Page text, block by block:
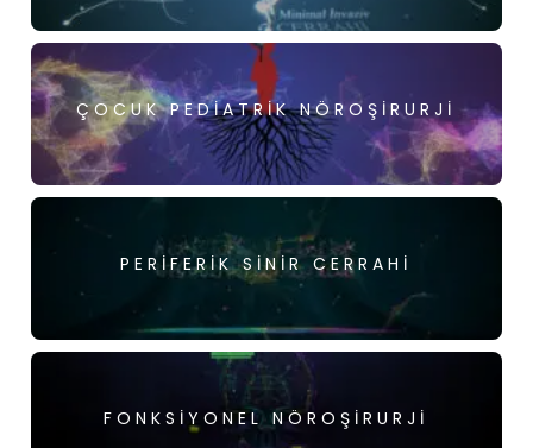
ÇOCUK PEDIATRIK NÖROŞIRURJI
PERIFERIK SINIR CERRAHI
FONKSIYONEL NÖROŞIRURJI